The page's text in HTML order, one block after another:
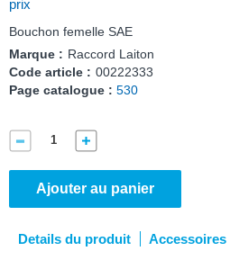
prix
Bouchon femelle SAE
Marque : Raccord Laiton
Code article : 00222333
Page catalogue : 530
Ajouter au panier
Details du produit Accessoires